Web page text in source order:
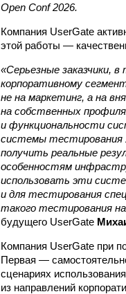
Open Conf 2026.
Компания UserGate
этой работы —
«Серьезные заказчики,
корпоративному
не на маркетинг, а на
на собственных
и функциональности
системы тестирования
получить реальные
особенностям
использовать эти
и для тестирования
такого тестирования
будущего UserGate
Компания UserGate при
Первая —
сценариях
из направлений